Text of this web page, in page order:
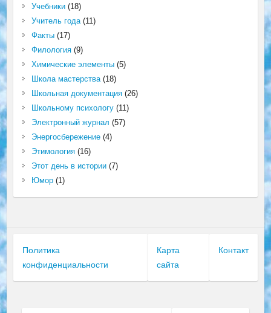
Учебники(18)
Учитель года(11)
Факты(17)
Филология(9)
Химические элементы(5)
Школа мастерства(18)
Школьная документация(26)
Школьному психологу(11)
Электронный журнал (57)
Энергосбережение(4)
Этимология(16)
Этот день в истории(7)
Юмор(1)
Политика
конфиденциальности
Карта
сайта
Контакт